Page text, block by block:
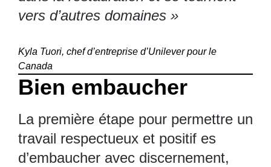
vers d’autres domaines »
Kyla Tuori, chef d’entreprise d’Unilever pour le
Canada
Bien embaucher
La première étape pour permettre un
travail respectueux et positif es
d’embaucher avec discernement,